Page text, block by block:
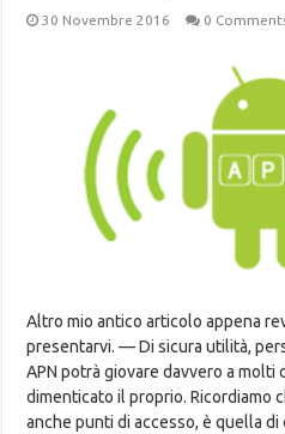
30 Novembre 2016 0
Altro mio antico articolo appena
presentarvi. — Di sicura utilità,
APN potrà giovare davvero a molti
dimenticato il proprio. Ricordiamo
anche punti di accesso, è quella